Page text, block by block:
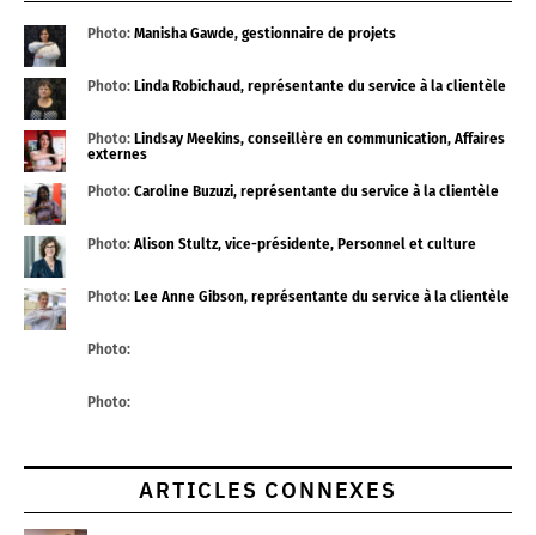
Photo: Manisha Gawde, gestionnaire de projets
Photo: Linda Robichaud, représentante du service à la clientèle
Photo: Lindsay Meekins, conseillère en communication, Affaires
externes
Photo: Caroline Buzuzi, représentante du service à la clientèle
Photo: Alison Stultz, vice-présidente, Personnel et culture
Photo: Lee Anne Gibson, représentante du service à la clientèle
Photo:
Photo:
ARTICLES CONNEXES